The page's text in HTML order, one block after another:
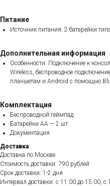
Питание
Источник питания: 2 батарейки
Дополнительная информация
Особенности: Подключение к
Wireless, беспроводное
планшетам и Android с помощью
Комплектация
Беспроводной геймпад
Батарейки AA — 2 шт.
Документация
Доставка
Доставка по Москве
Стоимость доставки: 790 рублей
Срок доставки: 1-2 дня
Интервал доставки: с 11:00 до 15:00,